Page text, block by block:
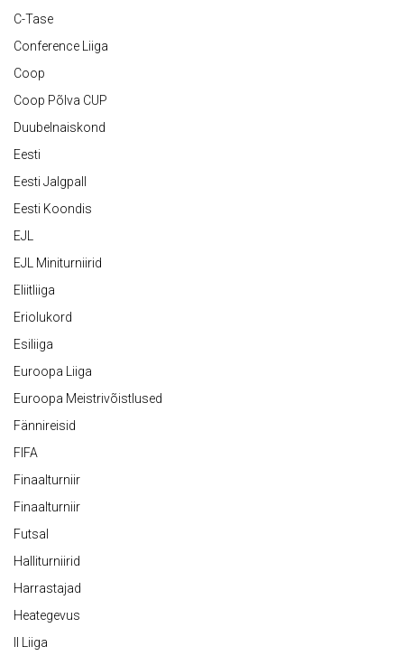
C-Tase
Conference Liiga
Coop
Coop Põlva CUP
Duubelnaiskond
Eesti
Eesti Jalgpall
Eesti Koondis
EJL
EJL Miniturniirid
Eliitliiga
Eriolukord
Esiliiga
Euroopa Liiga
Euroopa Meistrivõistlused
Fännireisid
FIFA
Finaalturniir
Finaalturniir
Futsal
Halliturniirid
Harrastajad
Heategevus
II Liiga